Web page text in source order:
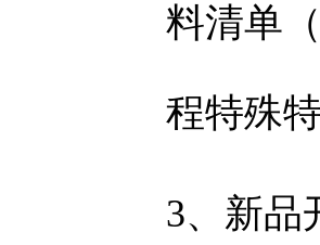
料清单
程特殊
3、新品